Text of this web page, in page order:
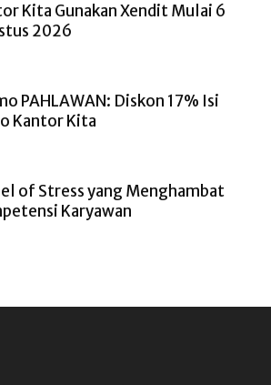
Kita Gunakan Xendit Mulai 6
2026
PAHLAWAN: Diskon 17% Isi
Kantor Kita
of Stress yang Menghambat
Karyawan